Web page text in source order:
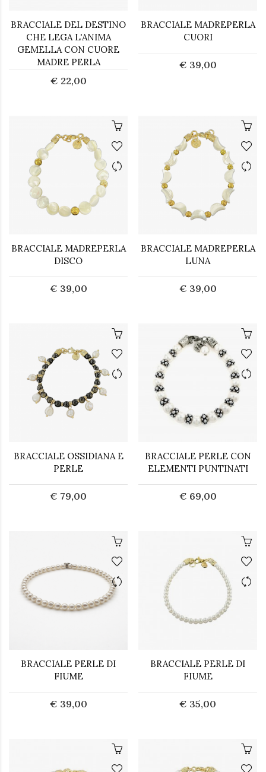
BRACCIALE DEL DESTINO
CHE LEGA L'ANIMA
GEMELLA CON CUORE
MADRE PERLA
€ 22,00
BRACCIALE MADREPERLA
CUORI
€ 39,00
BRACCIALE MADREPERLA
DISCO
€ 39,00
BRACCIALE MADREPERLA
LUNA
€ 39,00
BRACCIALE OSSIDIANA E
PERLE
€ 79,00
BRACCIALE PERLE CON
ELEMENTI PUNTINATI
€ 69,00
BRACCIALE PERLE DI
FIUME
€ 39,00
BRACCIALE PERLE DI
FIUME
€ 35,00